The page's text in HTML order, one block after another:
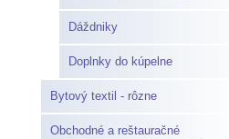
Dáždniky
Doplnky do kúpelne
Bytový textil - rôzne
Obchodné a reštauračné